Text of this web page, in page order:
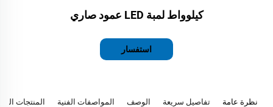
كيلوواط لمبة LED عمود صاري
استفسار
نظرة عامة تفاصيل سريعة الوصف المواصفات الفنية المنتجات